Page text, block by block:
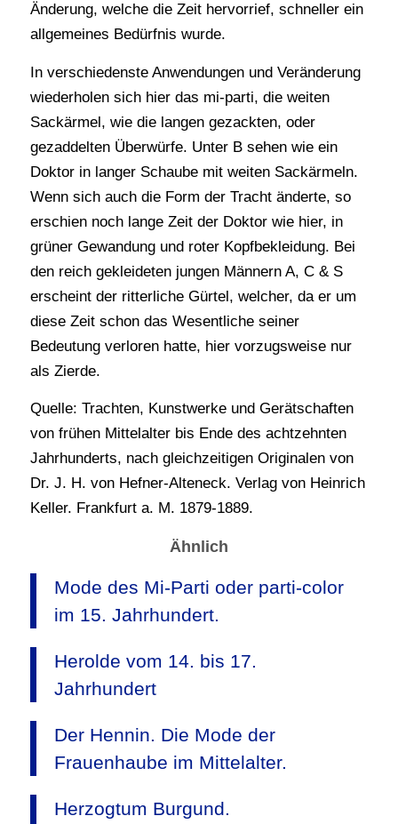
Änderung, welche die Zeit hervorrief, schneller ein
allgemeines Bedürfnis wurde.
In verschiedenste Anwendungen und Veränderung
wiederholen sich hier das mi-parti, die weiten
Sackärmel, wie die langen gezackten, oder
gezaddelten Überwürfe. Unter B sehen wie ein
Doktor in langer Schaube mit weiten Sackärmeln.
Wenn sich auch die Form der Tracht änderte, so
erschien noch lange Zeit der Doktor wie hier, in
grüner Gewandung und roter Kopfbekleidung. Bei
den reich gekleideten jungen Männern A, C & S
erscheint der ritterliche Gürtel, welcher, da er um
diese Zeit schon das Wesentliche seiner
Bedeutung verloren hatte, hier vorzugsweise nur
als Zierde.
Quelle: Trachten, Kunstwerke und Gerätschaften
von frühen Mittelalter bis Ende des achtzehnten
Jahrhunderts, nach gleichzeitigen Originalen von
Dr. J. H. von Hefner-Alteneck. Verlag von Heinrich
Keller. Frankfurt a. M. 1879-1889.
Ähnlich
Mode des Mi-Parti oder parti-color
im 15. Jahrhundert.
Herolde vom 14. bis 17.
Jahrhundert
Der Hennin. Die Mode der
Frauenhaube im Mittelalter.
Herzogtum Burgund.